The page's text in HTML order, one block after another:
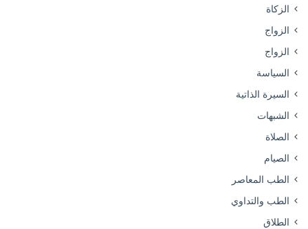
الزكاة
الزواج
الزواج
السياسة
السيرة الذاتية
الشبهات
الصلاة
الصيام
الطب المعاصر
الطب والتداوي
الطلاق